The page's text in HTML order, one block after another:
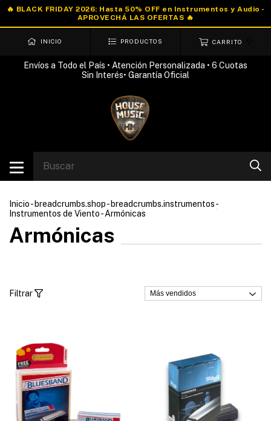
INICIO PRODUCTOS CARRITO
Envíos a Todo el País • Atención Personalizada • 6 Cuotas
Sin Interés• Garantía Oficial
Inicio- breadcrumbs.shop- breadcrumbs.instrumentos-
Instrumentos de Viento- Armónicas
Armónicas
Filtrar